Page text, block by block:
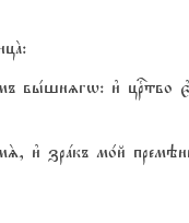
вы1шнzгw: и3 цrтво
и3 зрaкъ мо1й